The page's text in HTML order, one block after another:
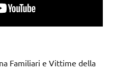
Familiari e Vittime della